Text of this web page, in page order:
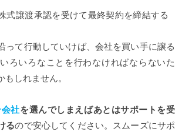
式譲渡承認を受けて最終契約を締結する
って行動していけば、会社を買い手に譲る
ろいろなことを行わなければならないた
しれません。
社を選んでしまえばあとはサポートを受
るので安心してください。スムーズにサポ